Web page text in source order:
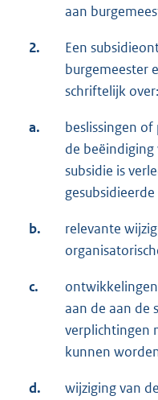
aan
2.
Een
burgemeester
schriftelijk over:
a.
beslissingen
de
subsidie is
b.
relevante
c.
aan de aan de
verplichtingen
kunnen
d.
wijziging van